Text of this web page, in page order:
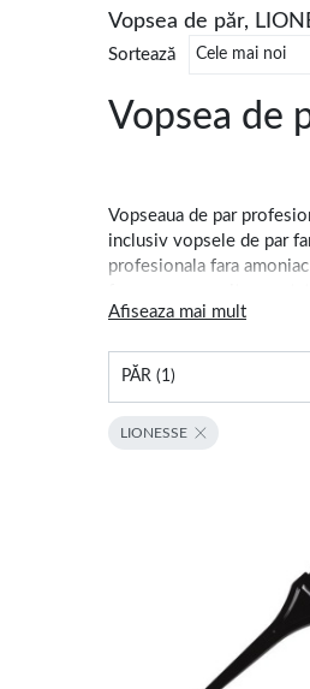
Vopsea de păr,
Sortează
Vopsea de
Vopseaua de par
inclusiv vopsele de par
profesionala fara
hidratat. Gama noastra
tau. Fie ca preferi o
Alegand o vopsea de
vopsele sunt ideale
previne uscarea sau
Afiseaza mai mult
PĂR (1)
LIONESSE